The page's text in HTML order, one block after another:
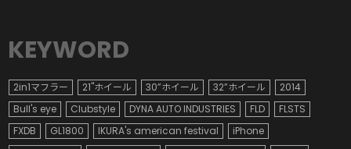
KEYWORD
2in1マフラー 21"ホイール 30”ホイール 32”ホイール
2014
Bull's eye
Clubstyle DYNA AUTO INDUSTRIES FLD
FLSTS
FXDB
GL1800 IKURA's american festival
iPhone